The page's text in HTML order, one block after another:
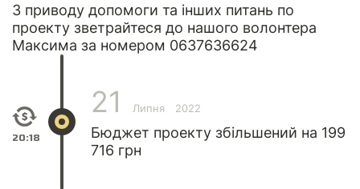
З приводу допомоги та інших питань по
проекту зветрайтеся до нашого волонтера
Максима за номером 0637636624
20:18
21 Липня 2022
Бюджет проекту збільшений на 199
716 грн